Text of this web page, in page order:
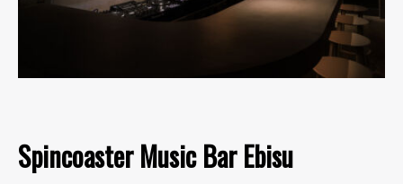
Spincoaster Music Bar Ebisu